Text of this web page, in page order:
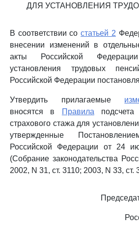
ДЛЯ УСТАНОВЛЕНИЯ
В соответствии состатьей 2
внесении изменений в
акты Российской
установления трудовых
Российской Федерации
Утвердить прилагаемые
вносятся в
Правила
страхового стажа для
утвержденные
Российской Федерации от 24
(Собрание законодательства
2002, N 31, ст. 3110; 2003, N 33, ст.